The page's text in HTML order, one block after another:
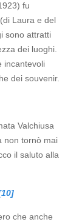
fu
Laura e del
sono attratti
dei luoghi.
incantevoli
dei souvenir.
Valchiusa
non tornò mai
il saluto alla
che anche